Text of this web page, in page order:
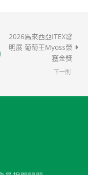
2026馬來西亞ITEX發
明展 葡萄王Myoss榮
獲金獎
下一則